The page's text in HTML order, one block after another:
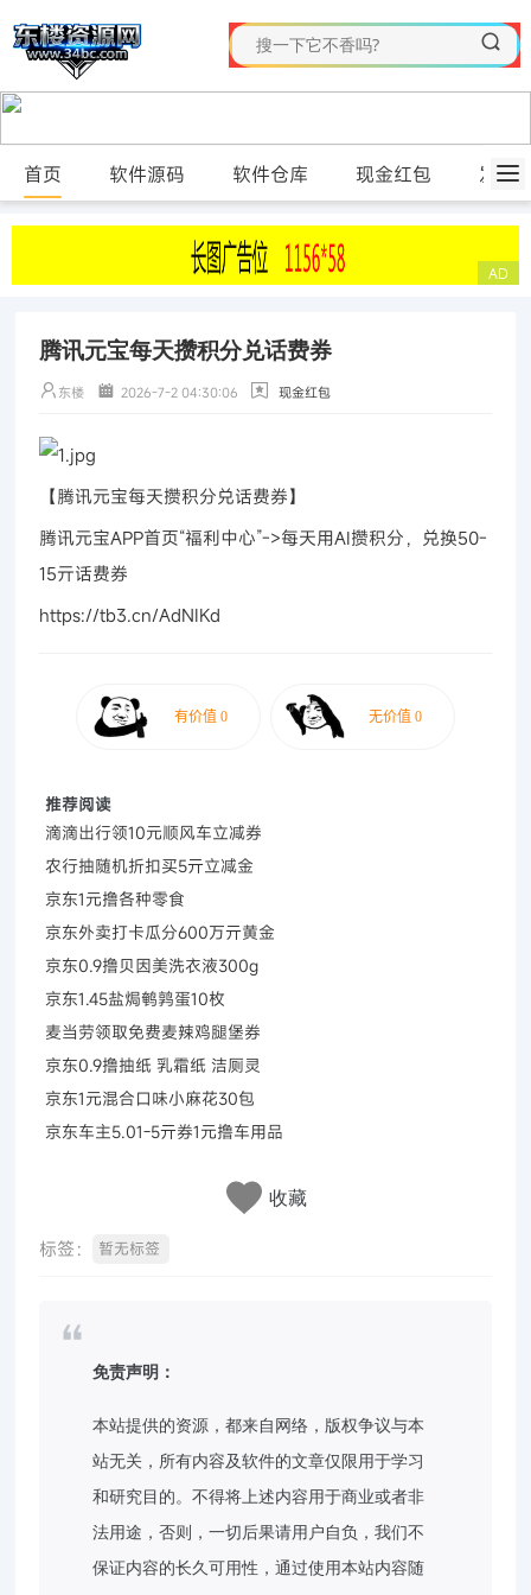
首页 软件源码 软件仓库 现金红包 发布
腾讯元宝每天攒积分兑话费券
东楼 2026-7-2 04:30:06 现金红包
【腾讯元宝每天攒积分兑话费券】
腾讯元宝APP首页“福利中心”->每天用AI攒积分，兑换50-
15亓话费券
https://tb3.cn/AdNIKd
推荐阅读
滴滴出行领10元顺风车立减券
农行抽随机折扣买5亓立减金
京东1元撸各种零食
京东外卖打卡瓜分600万亓黄金
京东0.9撸贝因美洗衣液300g
京东1.45盐焗鹌鹑蛋10枚
麦当劳领取免费麦辣鸡腿堡券
京东0.9撸抽纸 乳霜纸 洁厕灵
京东1元混合口味小麻花30包
京东车主5.01-5亓券1元撸车用品
收藏
标签： 暂无标签
免责声明：
本站提供的资源，都来自网络，版权争议与本
站无关，所有内容及软件的文章仅限用于学习
和研究目的。不得将上述内容用于商业或者非
法用途，否则，一切后果请用户自负，我们不
保证内容的长久可用性，通过使用本站内容随